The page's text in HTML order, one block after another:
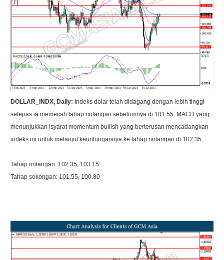
DOLLAR_INDX, Daily: Indeks dolar telah didagang dengan lebih tinggi
selepas ia memecah tahap rintangan sebelumnya di 101.55. MACD yang
menunjukkan isyarat momentum bullish yang berterusan mencadangkan
indeks ini untuk melanjut keuntungannya ke tahap rintangan di 102.35.
Tahap rintangan: 102.35, 103.15
Tahap sokongan: 101.55, 100.80